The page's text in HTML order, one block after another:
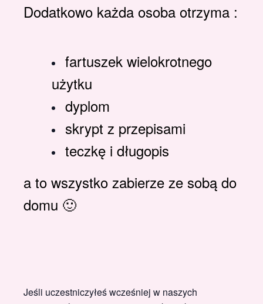
Dodatkowo każda osoba otrzyma :
fartuszek wielokrotnego
użytku
dyplom
skrypt z przepisami
teczkę i długopis
a to wszystko zabierze ze sobą do
domu 🙂
Jeśli uczestniczyłeś wcześniej w naszych